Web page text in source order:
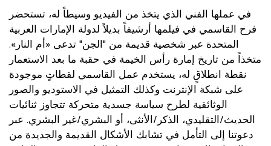
في عملها الفني الذي يتخذ من الفيديو وسيطاً له، تستحضر
فرح القاسمي في فيلمها أرشيفاً بديلاً لدولة الإمارات العربية
المتحدة عبر شخصية قديمة من "الجن" تدعى «أم النار».
متخذاً من تاريخ إمارة رأس الخيمة في حقبة ما بعد الاستعمار
نقطة انطلاقٍ له، يستخدم عمل القاسمي لقطاتٍ موجودة
على شبكة الإنترنت وكذلك التمثيل في الاستوديو والصور
الوثائقية لطرح سياسة جسدية متحركة تتجاوز ثنائيات
الحديث/التقليدي، الذكر/الأنثى، أو البشري/غير البشري. عبر
دعوتنا إلى التأمل في تشابك الأشكال القديمة والجديدة من